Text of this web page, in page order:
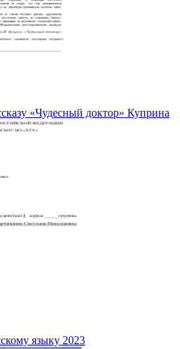
«Чудесный доктор» Куприна
языку 2023